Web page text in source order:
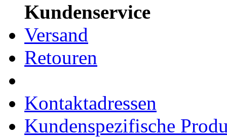
Kundenservice
Versand
Retouren
Kontaktadressen
Kundenspezifische